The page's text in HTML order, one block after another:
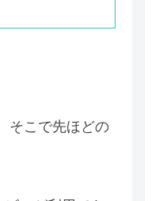
そこで先ほどの